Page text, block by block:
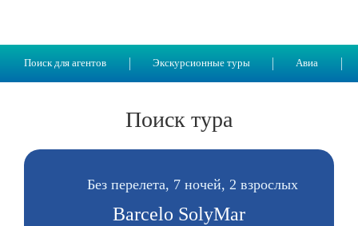
Поиск для агентов Экскурсионные туры Авиа
Поиск тура
Без перелета, 7 ночей, 2 взрослых
Barcelo SolyMar